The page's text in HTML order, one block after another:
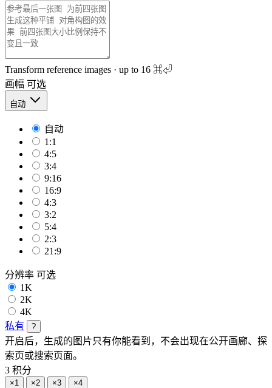
Transform reference images · up to 16 ⌘⏎
画幅 可选
自动
自动
1:1
4:5
3:4
9:16
16:9
4:3
3:2
5:4
2:3
21:9
分辨率 可选
1K
2K
4K
私有
?
开启后，生成的图片只有你能看到，不会出现在公开画廊、探
索页或搜索页面。
3 积分
×1 ×2 ×3 ×4